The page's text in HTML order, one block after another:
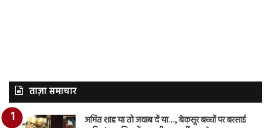
ताज़ा समाचार
अमित शाह या तो जवाब दें या…., बेकसूर बच्चों पर बरसाई